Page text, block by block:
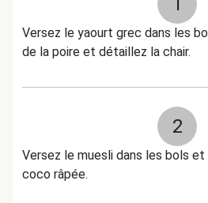
Versez le yaourt grec dans les
de la poire et détaillez la chair.
2
Versez le muesli dans les bols
coco râpée.